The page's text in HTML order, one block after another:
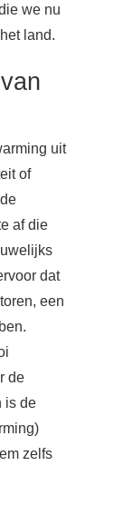
we nu
land.
uit
of
af die
dat
een
de
is de
zelfs